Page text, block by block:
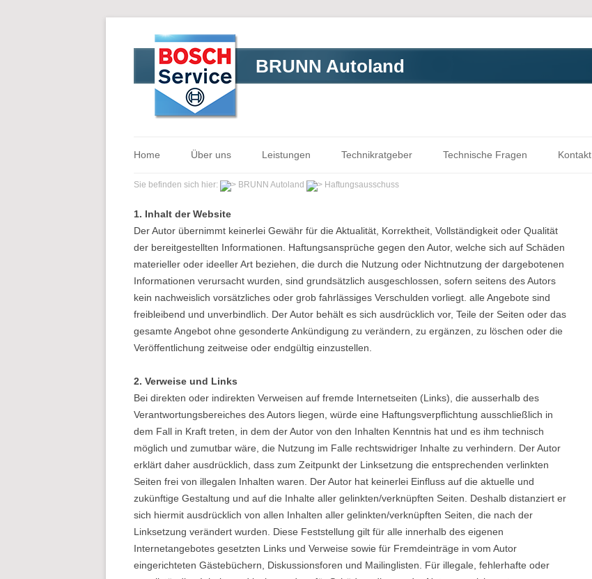
BRUNN Autoland
Home Über uns Leistungen Technikratgeber Technische Fragen Kontakt
Sie befinden sich hier: BRUNN Autoland Haftungsausschuss
1. Inhalt der Website
Der Autor übernimmt keinerlei Gewähr für die Aktualität, Korrektheit, Vollständigkeit oder Qualität
der bereitgestellten Informationen. Haftungsansprüche gegen den Autor, welche sich auf Schäden
materieller oder ideeller Art beziehen, die durch die Nutzung oder Nichtnutzung der dargebotenen
Informationen verursacht wurden, sind grundsätzlich ausgeschlossen, sofern seitens des Autors
kein nachweislich vorsätzliches oder grob fahrlässiges Verschulden vorliegt. alle Angebote sind
freibleibend und unverbindlich. Der Autor behält es sich ausdrücklich vor, Teile der Seiten oder das
gesamte Angebot ohne gesonderte Ankündigung zu verändern, zu ergänzen, zu löschen oder die
Veröffentlichung zeitweise oder endgültig einzustellen.
2. Verweise und Links
Bei direkten oder indirekten Verweisen auf fremde Internetseiten (Links), die ausserhalb des
Verantwortungsbereiches des Autors liegen, würde eine Haftungsverpflichtung ausschließlich in
dem Fall in Kraft treten, in dem der Autor von den Inhalten Kenntnis hat und es ihm technisch
möglich und zumutbar wäre, die Nutzung im Falle rechtswidriger Inhalte zu verhindern. Der Autor
erklärt daher ausdrücklich, dass zum Zeitpunkt der Linksetzung die entsprechenden verlinkten
Seiten frei von illegalen Inhalten waren. Der Autor hat keinerlei Einfluss auf die aktuelle und
zukünftige Gestaltung und auf die Inhalte aller gelinkten/verknüpften Seiten. Deshalb distanziert er
sich hiermit ausdrücklich von allen Inhalten aller gelinkten/verknüpften Seiten, die nach der
Linksetzung verändert wurden. Diese Feststellung gilt für alle innerhalb des eigenen
Internetangebotes gesetzten Links und Verweise sowie für Fremdeinträge in vom Autor
eingerichteten Gästebüchern, Diskussionsforen und Mailinglisten. Für illegale, fehlerhafte oder